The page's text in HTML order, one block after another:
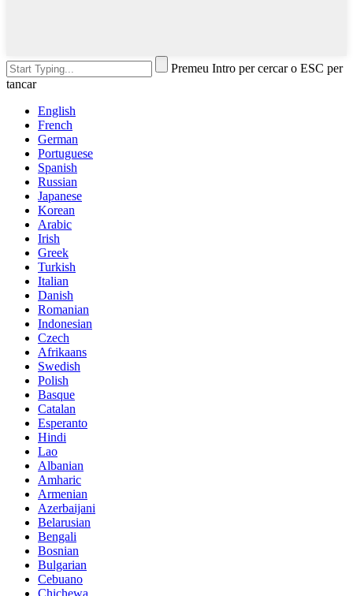
Premeu Intro per cercar o ESC per
tancar
English
French
German
Portuguese
Spanish
Russian
Japanese
Korean
Arabic
Irish
Greek
Turkish
Italian
Danish
Romanian
Indonesian
Czech
Afrikaans
Swedish
Polish
Basque
Catalan
Esperanto
Hindi
Lao
Albanian
Amharic
Armenian
Azerbaijani
Belarusian
Bengali
Bosnian
Bulgarian
Cebuano